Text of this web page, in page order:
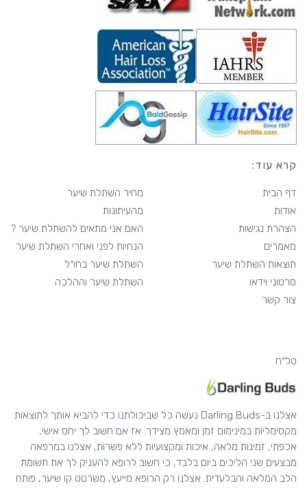
קרא עוד:
דף הבית
אודות
הצהרת נגישות
מאמרים
תוצאות השתלת שיער
סרטוני וידאו
צור קשר
מחיר השתלת שיער
מהעיתונות
האם אני מתאים להשתלת שיער ?
הנחיות לפני ואחרי השתלת שיער
השתלת שיער בחו״ל
השתלת שיער וההלכה
טל״ח
אצלנו ב-Darling Buds נעשה כל שביכולתנו כדי להביא אותך לתוצאות
מקסימליות במינימום זמן ומאמץ מצידך. אז אם חשוב לך יחס אישי,
אכפתי, זמינות מלאה, איכות ומקצועיות ללא פשרות, אצלנו במרפאה
מבצעים שני הליכים ביום בלבד, כי חשוב לרופא להעניק לך את תשומת
הלב המלאה והבלעדית. אצלנו רק הרופא מייעץ, משרטט קו שיער, פותח